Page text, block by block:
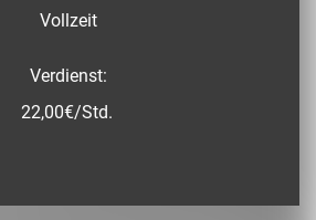
Vollzeit
Verdienst:
22,00€/Std.